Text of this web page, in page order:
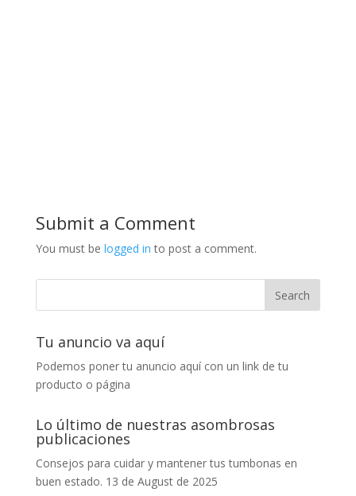
Submit a Comment
You must be logged in to post a comment.
Tu anuncio va aquí
Podemos poner tu anuncio aquí con un link de tu
producto o página
Lo último de nuestras asombrosas
publicaciones
Consejos para cuidar y mantener tus tumbonas en
buen estado. 13 de August de 2025